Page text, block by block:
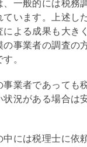
、一般的には税務
ています。上述し
による成果も大き
事業者の調査の
。
事業者であっても
状況がある場合は
中には税理士に依